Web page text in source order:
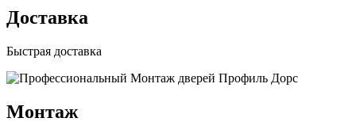
Доставка
Быстрая доставка
Монтаж